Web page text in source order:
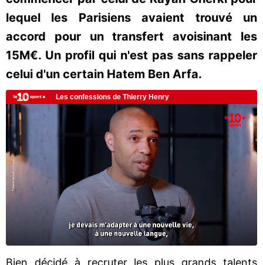
lequel les Parisiens avaient trouvé un
accord pour un transfert avoisinant les
15M€. Un profil qui n'est pas sans rappeler
celui d'un certain Hatem Ben Arfa.
Bien décidé à recruter les plus grands talents